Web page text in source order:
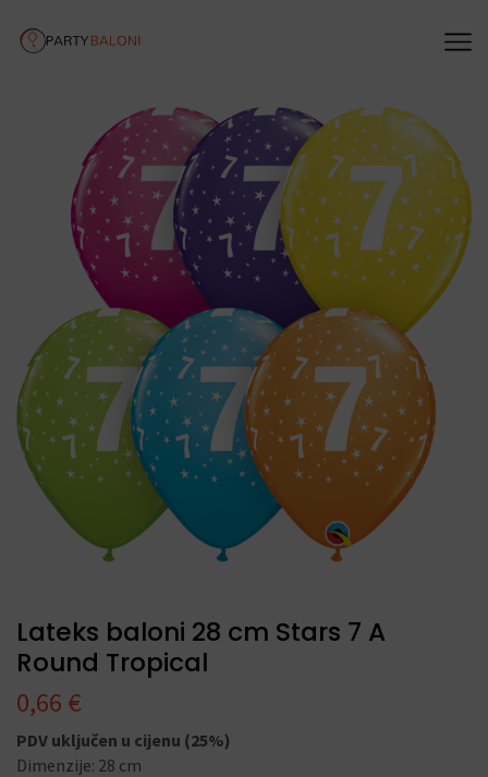
Lateks baloni 28 cm Stars 7 A
Round Tropical
0,66 €
PDV uključen u cijenu (25%)
Dimenzije: 28 cm